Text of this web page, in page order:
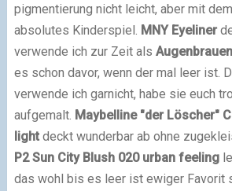
pigmentierung nicht leicht, aber mit
absolutes Kinderspiel. MNY Eyeliner
verwende ich zur Zeit als
es schon davor, wenn der mal leer ist.
verwende ich garnicht, habe sie euch
aufgemalt. Maybelline "der Löscher"
lightdeckt wunderbar ab ohne
P2 Sun City Blush 020 urban feeling
das wohl bis es leer ist ewiger Favorit